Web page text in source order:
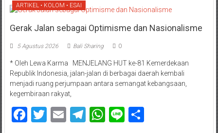
ARTIKEL • KOLOM • ESAI
Gerak Jalan sebagai Optimisme dan Nasionalisme
5 Agustus 2026 Bali Sharing 0
* Oleh Lewa Karma MENJELANG HUT ke-81 Kemerdekaan
Republik Indonesia, jalan-jalan di berbagai daerah kembali
menjadi ruang perjumpaan antara semangat kebangsaan,
kegembiraan rakyat,
Facebook
Twitter
EmailTelegram
WhatsApp
Line